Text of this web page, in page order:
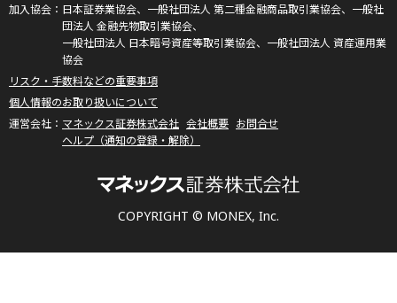
COPYRIGHT © MONEX, Inc.
日本証券業協会、一般社団法人 第二種金融商品取引業協会、一般社
団法人 金融先物取引業協会、
一般社団法人 日本暗号資産等取引業協会、一般社団法人 資産運用業
協会
リスク・手数料などの重要事項
個人情報のお取り扱いについて
マネックス証券株式会社 会社概要 お問合せ
ヘルプ（通知の登録・解除）